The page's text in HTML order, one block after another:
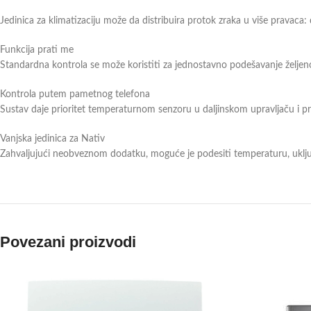
Jedinica za klimatizaciju može da distribuira protok zraka u više
Funkcija prati me
Standardna kontrola se može koristiti za jednostavno podešavanje
Kontrola putem pametnog telefona
Sustav daje prioritet temperaturnom senzoru u daljinskom upravljaču i
Vanjska jedinica za Nativ
Zahvaljujući neobveznom dodatku, moguće je podesiti temperaturu,
Povezani proizvodi